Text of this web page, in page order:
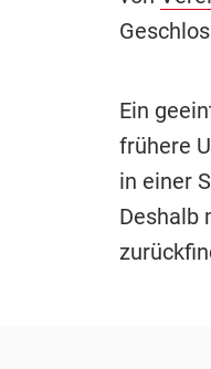
Ein
frühere
in einer
Deshalb